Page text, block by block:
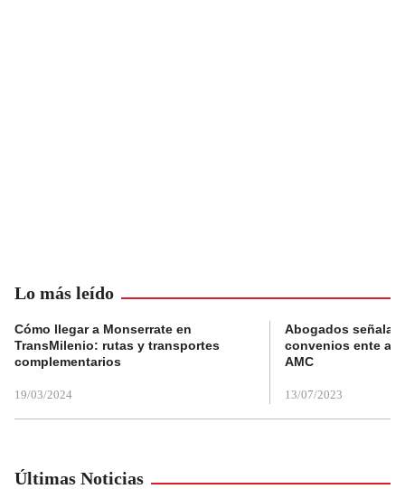
Lo más leído
Cómo llegar a Monserrate en
TransMilenio: rutas y transportes
complementarios
19/03/2024
Abogados
convenios ente
AMC
13/07/2023
Últimas Noticias